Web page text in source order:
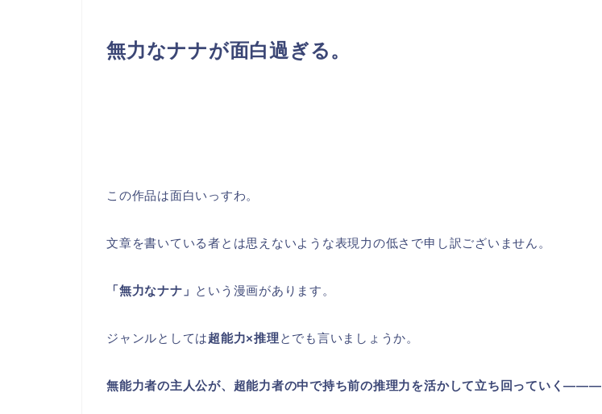
無力なナナが面白過ぎる。
この作品は面白いっすわ。
文章を書いている者とは思えないような表現力の低さで申し訳ございません。
「無力なナナ」 という漫画があります。
ジャンルとしては超能力×推理とでも言いましょうか。
無能力者の主人公が、超能力者の中で持ち前の推理力を活かして立ち回っていく―――